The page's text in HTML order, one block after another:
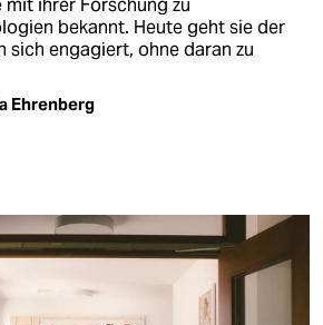
ihrer Forschung zu
bekannt. Heute geht sie der
sich engagiert, ohne daran zu
Ehrenberg